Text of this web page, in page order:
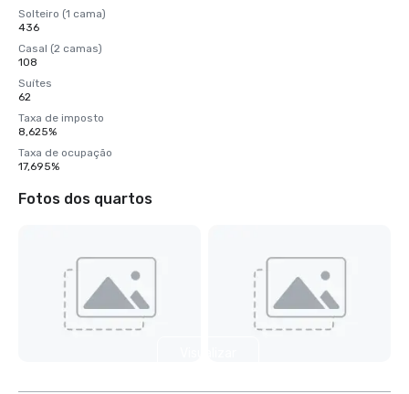
Solteiro (1 cama)
436
Casal (2 camas)
108
Suítes
62
Taxa de imposto
8,625%
Taxa de ocupação
17,695%
Fotos dos quartos